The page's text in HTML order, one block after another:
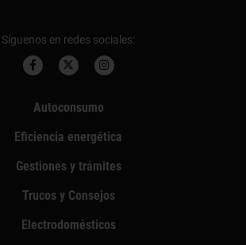
Síguenos en redes sociales:
Autoconsumo
Eficiencia energética
Gestiones y trámites
Trucos y Consejos
Electrodomésticos